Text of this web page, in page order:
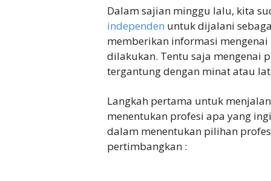
Dalam sajian minggu lalu, kita
independen untuk dijalani
memberikan informasi
dilakukan. Tentu saja mengenai
tergantung dengan minat atau
Langkah pertama untuk
menentukan profesi apa yang
dalam menentukan pilihan
pertimbangkan :